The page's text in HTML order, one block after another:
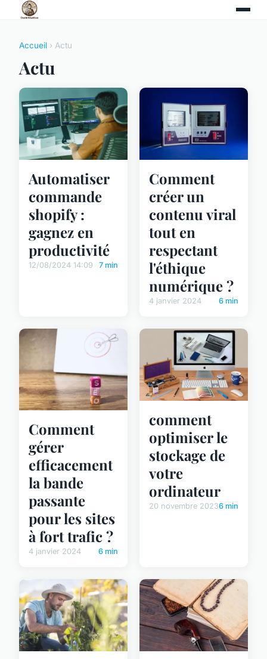
Accueil › Actu
Actu
Automatiser
commande
shopify :
gagnez en
productivité
12/08/2024 14:09 7 min
Comment
créer un
contenu viral
tout en
respectant
l'éthique
numérique ?
4 janvier 2024 6 min
Comment
gérer
efficacement
la bande
passante
pour les sites
à fort trafic ?
4 janvier 2024 6 min
comment
optimiser le
stockage de
votre
ordinateur
20 novembre 20236 min